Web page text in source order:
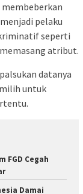
membeberkan
pelaku
seperti
atribut.
datanya
untuk
FGD Cegah
Damai